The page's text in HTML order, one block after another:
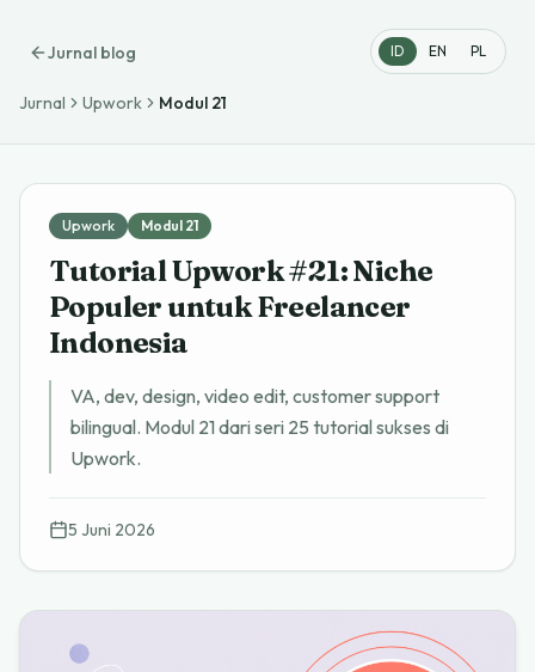
ID EN PL
Jurnal blog
Jurnal Upwork Modul 21
Upwork Modul 21
Tutorial Upwork #21: Niche
Populer untuk Freelancer
Indonesia
VA, dev, design, video edit, customer support
bilingual. Modul 21 dari seri 25 tutorial sukses di
Upwork.
5 Juni 2026